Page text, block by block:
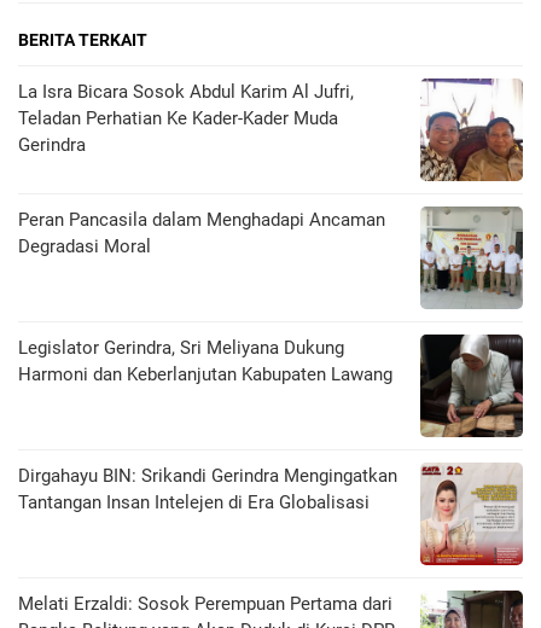
BERITA TERKAIT
La Isra Bicara Sosok Abdul Karim Al Jufri,
Teladan Perhatian Ke Kader-Kader Muda
Gerindra
Peran Pancasila dalam Menghadapi Ancaman
Degradasi Moral
Legislator Gerindra, Sri Meliyana Dukung
Harmoni dan Keberlanjutan Kabupaten Lawang
Dirgahayu BIN: Srikandi Gerindra Mengingatkan
Tantangan Insan Intelejen di Era Globalisasi
Melati Erzaldi: Sosok Perempuan Pertama dari